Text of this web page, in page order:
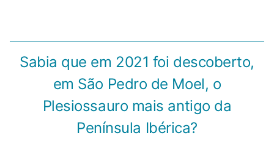
Sabia que em 2021 foi descoberto,
em São Pedro de Moel, o
Plesiossauro mais antigo da
Península Ibérica?